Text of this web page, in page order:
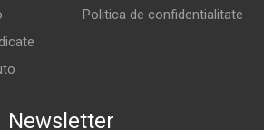
Politica de confidentialitate
Newsletter